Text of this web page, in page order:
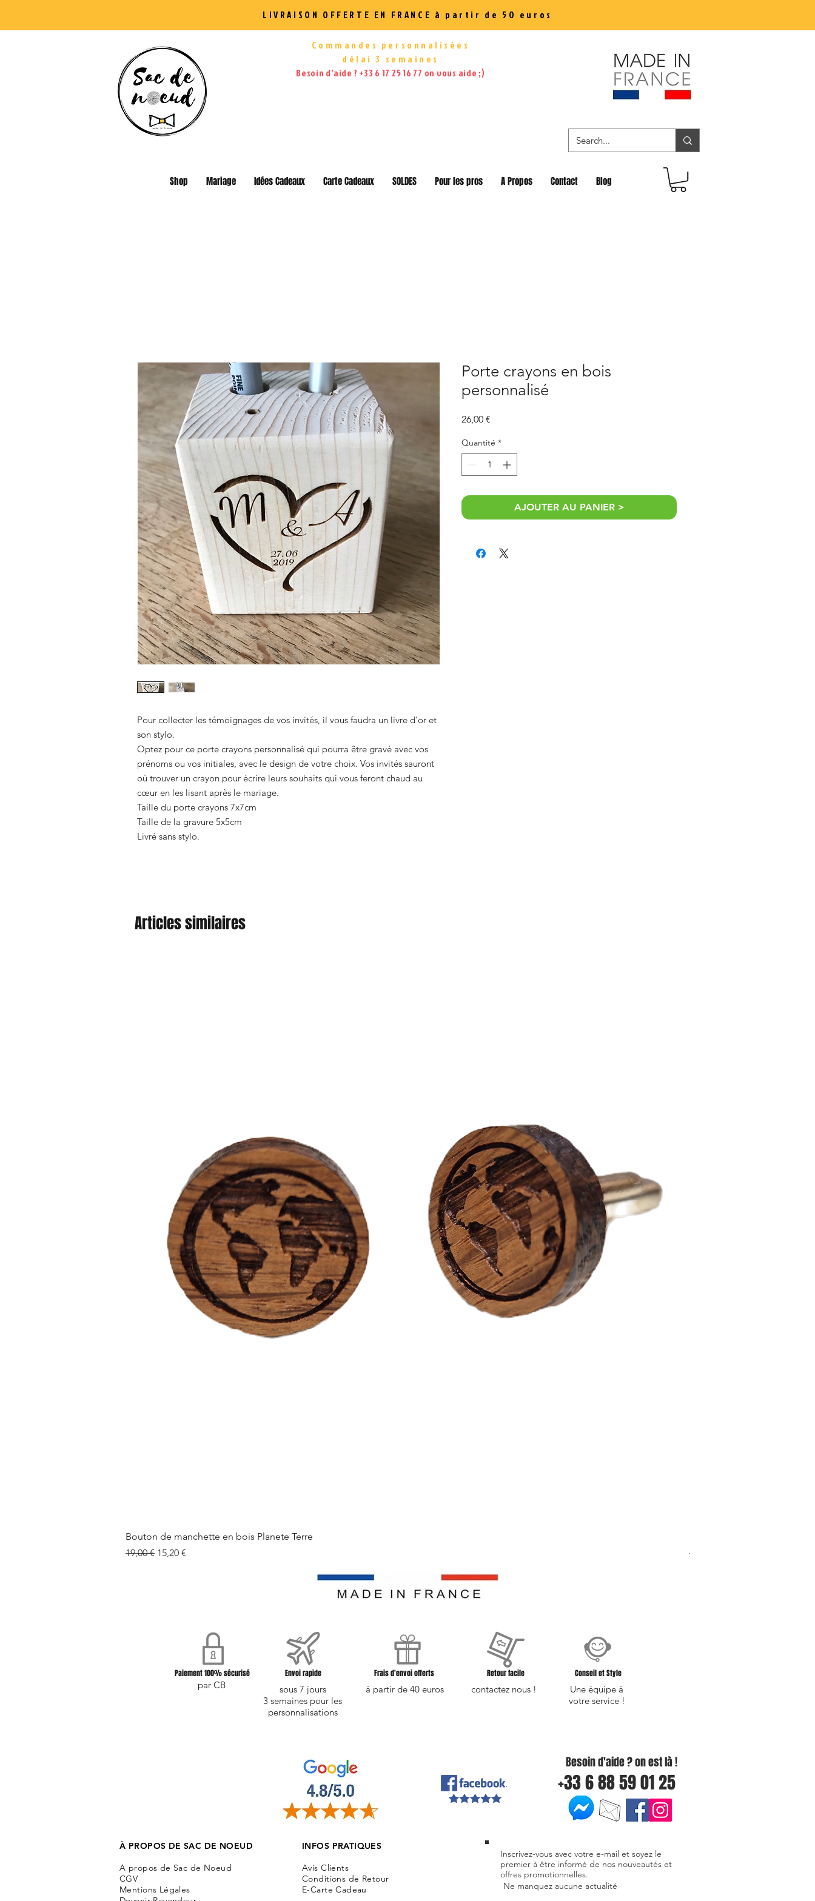
LIVRAISON OFFERTE EN FRANCE à partir de 50 euros
Commandes personnalisées
délai 3 semaines
Besoin d'aide ? +33 6 17 25 16 77 on vous aide ;)
Shop Mariage Idées Cadeaux Carte Cadeaux SOLDES Pour les pros A Propos Contact Blog
Pour collecter les témoignages de vos invités, il vous faudra un livre d'or et
son stylo.
Optez pour ce porte crayons personnalisé qui pourra être gravé avec vos
prénoms ou vos initiales, avec le design de votre choix. Vos invités sauront
où trouver un crayon pour écrire leurs souhaits qui vous feront chaud au
cœur en les lisant après le mariage.
Taille du porte crayons 7x7cm
Taille de la gravure 5x5cm
Livré sans stylo.
Porte crayons en bois
personnalisé
26,00 €
Quantité *
AJOUTER AU PANIER >
Articles similaires
Bouton de manchette en bois Planete Terre
Prix original
19,00 € Prix promotionnel
15,20 €
Prix original
19,00 €
Paiement 100% sécurisé
par CB
Envoi rapide
sous 7 jours
3 semaines pour les
personnalisations
Frais d'envoi offerts
à partir de 40 euros
Retour facile
contactez nous !
Conseil et Style
Une équipe à
votre service !
Besoin d'aide ? on est là !
+33 6 88 59 01 25
À PROPOS DE SAC DE NOEUD
A propos de Sac de Noeud
CGV
Mentions Légales
INFOS PRATIQUES
Avis Clients
Conditions de Retour
E-Carte Cadeau
Inscrivez-vous avec votre e-mail et soyez le
premier à être informé de nos nouveautés et
offres promotionnelles.
Ne manquez aucune actualité